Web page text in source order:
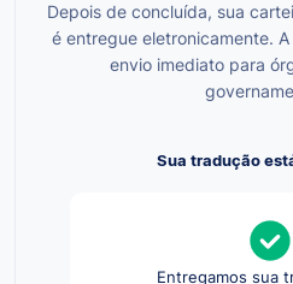
Depois de concluída, sua
é entregue eletronicamente.
envio imediato para
Sua tradução
Entregamos sua